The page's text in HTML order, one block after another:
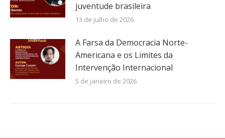
juventude brasileira
13 de julho de 2026
A Farsa da Democracia Norte-
Americana e os Limites da
Intervenção Internacional
5 de janeiro de 2026